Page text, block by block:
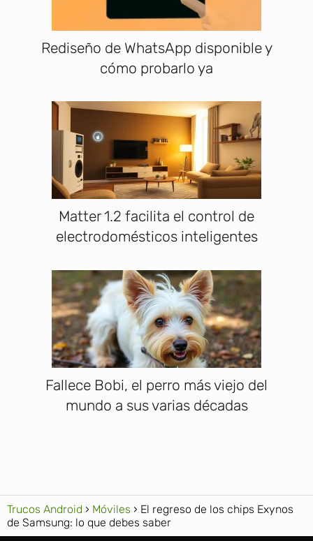
Rediseño de WhatsApp disponible y
cómo probarlo ya
Matter 1.2 facilita el control de
electrodomésticos inteligentes
Fallece Bobi, el perro más viejo del
mundo a sus varias décadas
Trucos Android Móviles
El regreso de los chips Exynos
de Samsung: lo que debes saber